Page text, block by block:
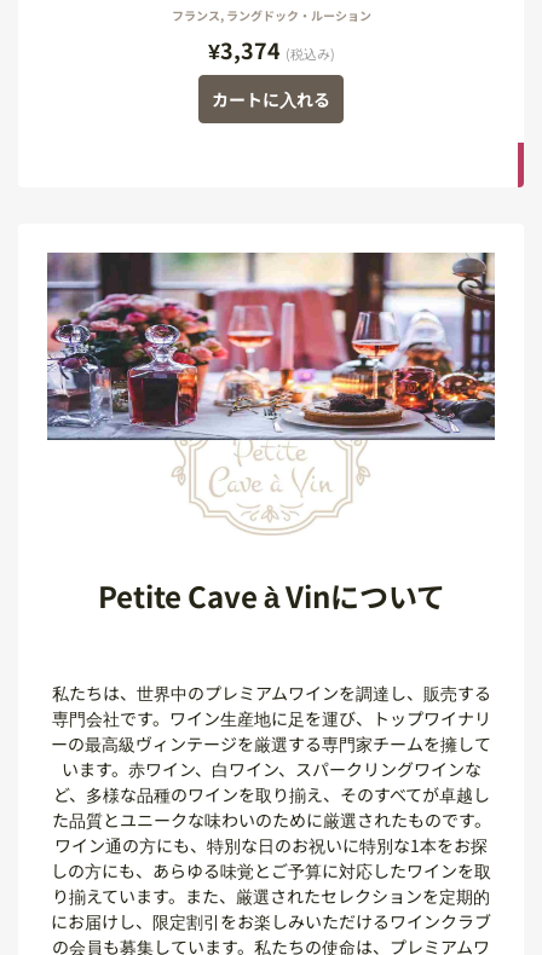
フランス, ラングドック・ルーション
¥3,374 (税込み)
カートに入れる
Petite Cave à Vinについて
私たちは、世界中のプレミアムワインを調達し、販売する
専門会社です。ワイン生産地に足を運び、トップワイナリ
ーの最高級ヴィンテージを厳選する専門家チームを擁して
います。赤ワイン、白ワイン、スパークリングワインな
ど、多様な品種のワインを取り揃え、そのすべてが卓越し
た品質とユニークな味わいのために厳選されたものです。
ワイン通の方にも、特別な日のお祝いに特別な1本をお探
しの方にも、あらゆる味覚とご予算に対応したワインを取
り揃えています。また、厳選されたセレクションを定期的
にお届けし、限定割引をお楽しみいただけるワインクラブ
の会員も募集しています。私たちの使命は、プレミアムワ